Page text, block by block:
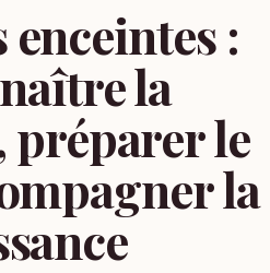
enceintes :
la
préparer le
la